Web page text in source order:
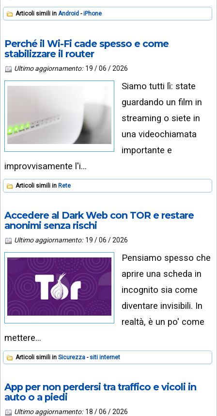
Articoli simili in Android iPhone
Perché il Wi-Fi cade spesso e come
stabilizzare il router
Ultimo aggiornamento: 19 / 06 / 2026
Siamo tutti lì: state
guardando un film in
streaming o siete in
una videochiamata
importante e
improvvisamente l'i…
Articoli simili in Rete
Accedere al Dark Web con TOR e restare
anonimi senza rischi
Ultimo aggiornamento: 19 / 06 / 2026
Pensiamo spesso che
aprire una scheda in
incognito sia come
diventare invisibili. In
realtà, è un po' come
mettere…
Articoli simili in Sicurezza siti internet
App per non perdersi tra traffico e vicoli in
auto o a piedi
Ultimo aggiornamento: 18 / 06 / 2026